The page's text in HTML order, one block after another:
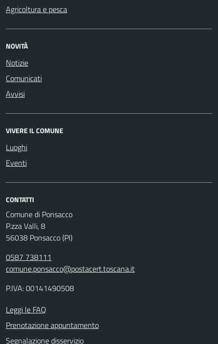
Agricoltura e pesca
NOVITÀ
Notizie
Comunicati
Avvisi
VIVERE IL COMUNE
Luoghi
Eventi
CONTATTI
Comune di Ponsacco
P.zza Valli, 8
56038 Ponsacco (PI)
0587 738111
comune.ponsacco@postacert.toscana.it
P.IVA: 00141490508
Leggi le FAQ
Prenotazione appuntamento
Segnalazione disservizio